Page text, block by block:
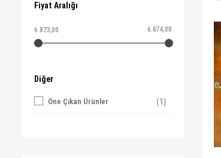
Fiyat Aralığı
6.873,00 6.874,00
Diğer
Öne Çıkan Ürünler (1)